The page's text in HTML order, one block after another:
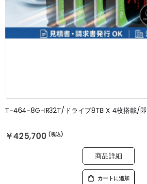
￥425,700
商品詳細
カートに追加